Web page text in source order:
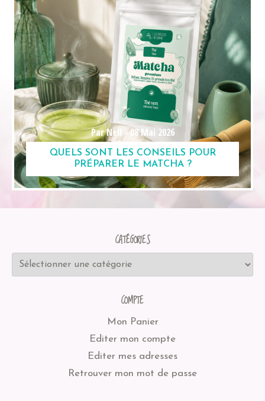
Par Nell -08 Mai 2026
QUELS SONT LES CONSEILS POUR
PRÉPARER LE MATCHA ?
CATÉGORIES
COMPTE
Mon Panier
Editer mon compte
Editer mes adresses
Retrouver mon mot de passe